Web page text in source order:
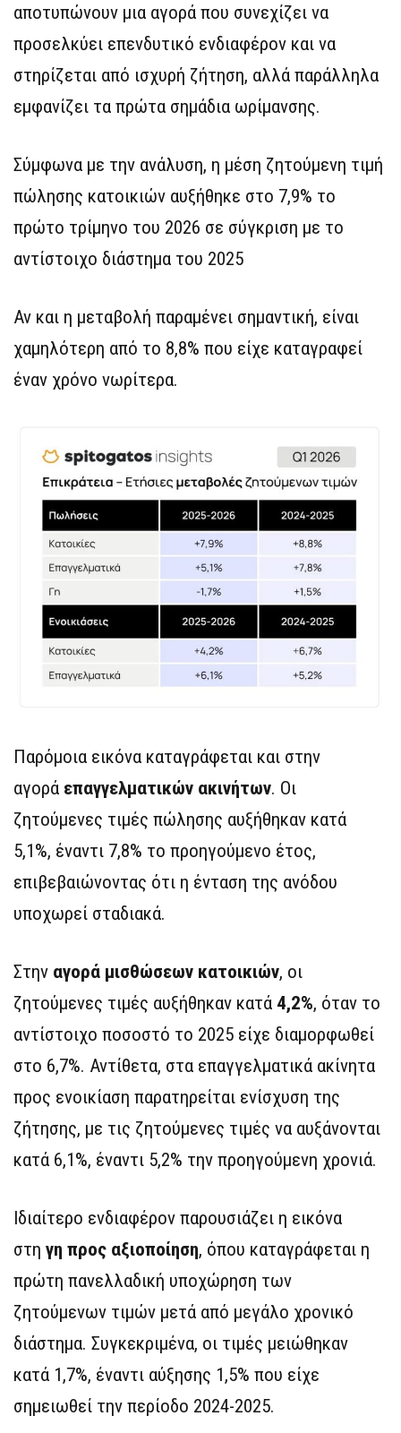
αποτυπώνουν μια αγορά που συνεχίζει να
προσελκύει επενδυτικό ενδιαφέρον και να
στηρίζεται από ισχυρή ζήτηση, αλλά παράλληλα
εμφανίζει τα πρώτα σημάδια ωρίμανσης.
Σύμφωνα με την ανάλυση, η μέση ζητούμενη τιμή
πώλησης κατοικιών αυξήθηκε στο 7,9% το
πρώτο τρίμηνο του 2026 σε σύγκριση με το
αντίστοιχο διάστημα του 2025
Αν και η μεταβολή παραμένει σημαντική, είναι
χαμηλότερη από το 8,8% που είχε καταγραφεί
έναν χρόνο νωρίτερα.
Παρόμοια εικόνα καταγράφεται και στην
αγορά επαγγελματικών ακινήτων. Οι
ζητούμενες τιμές πώλησης αυξήθηκαν κατά
5,1%, έναντι 7,8% το προηγούμενο έτος,
επιβεβαιώνοντας ότι η ένταση της ανόδου
υποχωρεί σταδιακά.
Στην αγορά μισθώσεων κατοικιών, οι
ζητούμενες τιμές αυξήθηκαν κατά 4,2%, όταν το
αντίστοιχο ποσοστό το 2025 είχε διαμορφωθεί
στο 6,7%. Αντίθετα, στα επαγγελματικά ακίνητα
προς ενοικίαση παρατηρείται ενίσχυση της
ζήτησης, με τις ζητούμενες τιμές να αυξάνονται
κατά 6,1%, έναντι 5,2% την προηγούμενη χρονιά.
Ιδιαίτερο ενδιαφέρον παρουσιάζει η εικόνα
στη γη προς αξιοποίηση, όπου καταγράφεται η
πρώτη πανελλαδική υποχώρηση των
ζητούμενων τιμών μετά από μεγάλο χρονικό
διάστημα. Συγκεκριμένα, οι τιμές μειώθηκαν
κατά 1,7%, έναντι αύξησης 1,5% που είχε
σημειωθεί την περίοδο 2024-2025.